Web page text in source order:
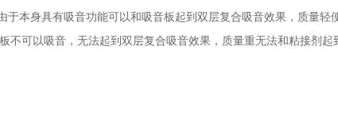
于本身具有吸音功能可以和吸音板起到双层复合吸音效果，质量轻
不可以吸音，无法起到双层复合吸音效果，质量重无法和粘接剂